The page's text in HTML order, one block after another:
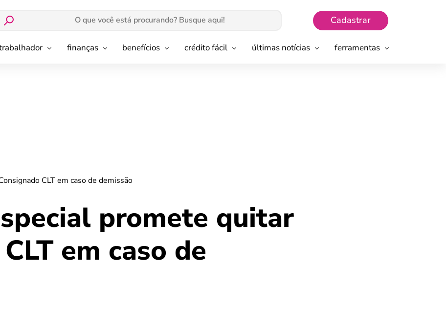
Cadastrar
finanças benefícios crédito fácil últimas notícias ferramentas
CLT em caso de demissão
promete quitar
em caso de